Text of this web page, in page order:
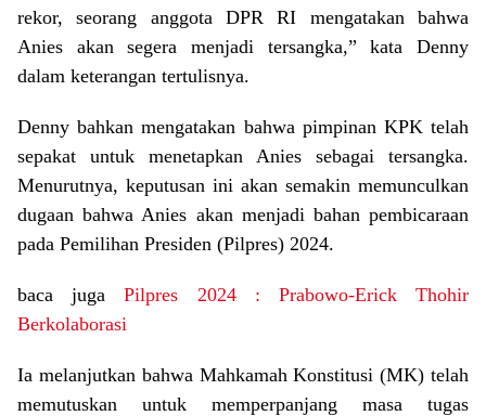
rekor, seorang anggota DPR RI mengatakan bahwa
Anies akan segera menjadi tersangka,” kata Denny
dalam keterangan tertulisnya.
Denny bahkan mengatakan bahwa pimpinan KPK telah
sepakat untuk menetapkan Anies sebagai tersangka.
Menurutnya, keputusan ini akan semakin memunculkan
dugaan bahwa Anies akan menjadi bahan pembicaraan
pada Pemilihan Presiden (Pilpres) 2024.
baca jugaPilpres 2024 : Prabowo-Erick Thohir
Berkolaborasi
Ia melanjutkan bahwa Mahkamah Konstitusi (MK) telah
memutuskan untuk memperpanjang masa tugas